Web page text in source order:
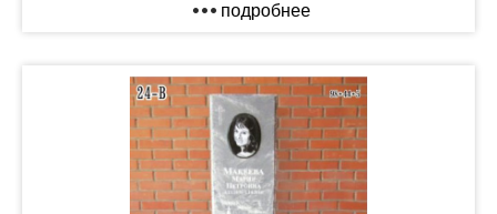
подробнее